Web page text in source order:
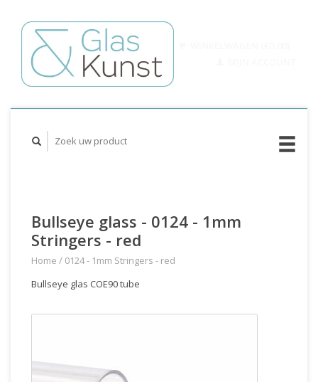
Bullseye glass - 0124 - 1mm
Stringers - red
Home / 0124 - 1mm Stringers - red
Bullseye glas COE90 tube